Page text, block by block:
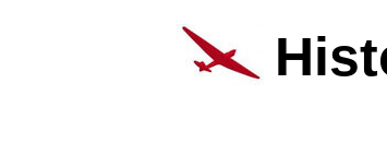
al
contenido